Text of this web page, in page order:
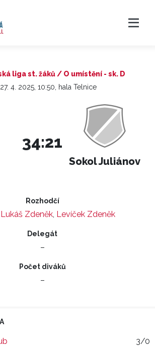
liga st. žáků / O umístění - sk. D
4. 2025, 10:50, hala Telnice
34:21
Sokol Juliánov
Rozhodčí
Zdeněk, Levíček Zdeněk
Delegát
–
Počet diváků
–
3/0